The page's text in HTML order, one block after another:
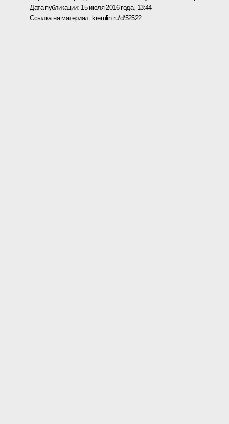
Дата публикации: 15 июля 2016 года, 13:44
Ссылка на материал:kremlin.ru/d/52522